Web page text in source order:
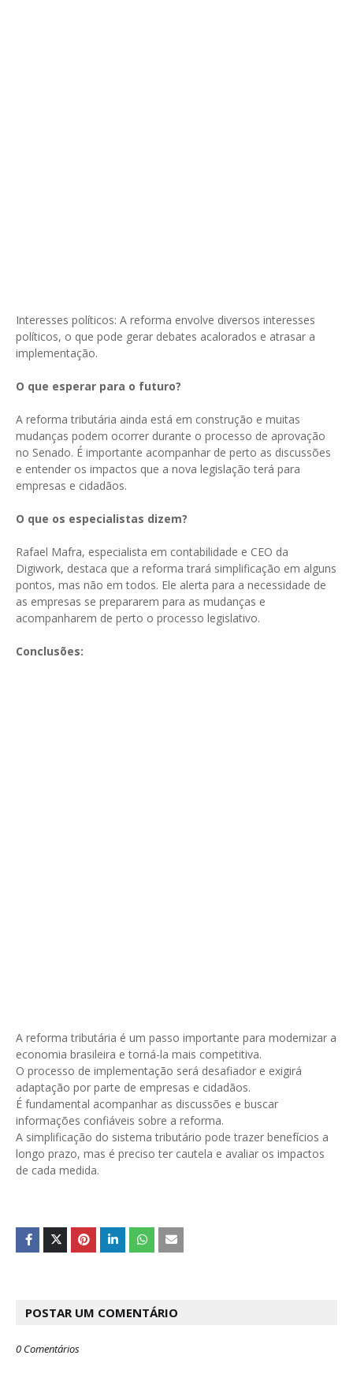
Interesses políticos: A reforma envolve diversos interesses
políticos, o que pode gerar debates acalorados e atrasar a
implementação.
O que esperar para o futuro?
A reforma tributária ainda está em construção e muitas
mudanças podem ocorrer durante o processo de aprovação
no Senado. É importante acompanhar de perto as discussões
e entender os impactos que a nova legislação terá para
empresas e cidadãos.
O que os especialistas dizem?
Rafael Mafra, especialista em contabilidade e CEO da
Digiwork, destaca que a reforma trará simplificação em alguns
pontos, mas não em todos. Ele alerta para a necessidade de
as empresas se prepararem para as mudanças e
acompanharem de perto o processo legislativo.
Conclusões:
A reforma tributária é um passo importante para modernizar a
economia brasileira e torná-la mais competitiva.
O processo de implementação será desafiador e exigirá
adaptação por parte de empresas e cidadãos.
É fundamental acompanhar as discussões e buscar
informações confiáveis sobre a reforma.
A simplificação do sistema tributário pode trazer benefícios a
longo prazo, mas é preciso ter cautela e avaliar os impactos
de cada medida.
POSTAR UM COMENTÁRIO
0 Comentários